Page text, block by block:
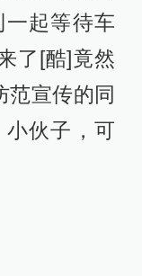
起等待车
了[酷]竟然
范宣传的同
伙子，可